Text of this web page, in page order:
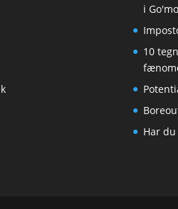
i
10
Har